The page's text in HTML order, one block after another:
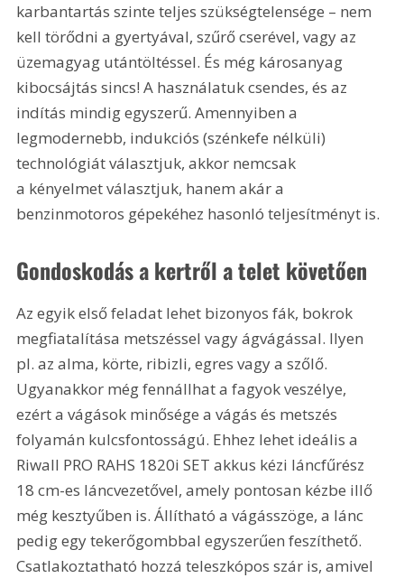
karbantartás szinte teljes szükségtelensége – nem
kell törődni a gyertyával, szűrő cserével, vagy az
üzemagyag utántöltéssel. És még károsanyag
kibocsájtás sincs! A használatuk csendes, és az
indítás mindig egyszerű. Amennyiben a
legmodernebb, indukciós (szénkefe nélküli)
technológiát választjuk, akkor nemcsak
a kényelmet választjuk, hanem akár a
benzinmotoros gépekéhez hasonló teljesítményt is.
Gondoskodás a kertről a telet követően
Az egyik első feladat lehet bizonyos fák, bokrok
megfiatalítása metszéssel vagy ágvágással. Ilyen
pl. az alma, körte, ribizli, egres vagy a szőlő.
Ugyanakkor még fennállhat a fagyok veszélye,
ezért a vágások minősége a vágás és metszés
folyamán kulcsfontosságú. Ehhez lehet ideális a
Riwall PRO RAHS 1820i SET akkus kézi láncfűrész
18 cm-es láncvezetővel, amely pontosan kézbe illő
még kesztyűben is. Állítható a vágásszöge, a lánc
pedig egy tekerőgombbal egyszerűen feszíthető.
Csatlakoztatható hozzá teleszkópos szár is, amivel